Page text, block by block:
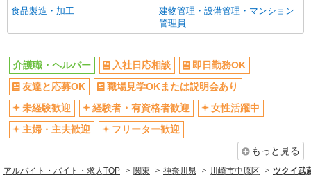
交通費支給
社会保険あり
産休・育休取得実績あり
各種手当（家族・役職・インセン
研修制度あり
社員登用あり
資格取得支援制度あり
髪型・髪色自由
髭（ひげ）OK
ネイルOK
同じ職種から求人を探す
介護職・ヘルパー
食品製造・加工
建物管理・設備管理・マンション
管理員
介護職・ヘルパー 入社日応相談
即日勤務OK
友達と応募OK
職場見学OKまたは説明会あり
未経験歓迎
経験者・有資格者歓迎
女性活躍中
主婦・主夫歓迎
フリーター歓迎
もっと見る
アルバイト・バイト・求人TOP 関東 神奈川県 川崎市中原区 ツクイ武